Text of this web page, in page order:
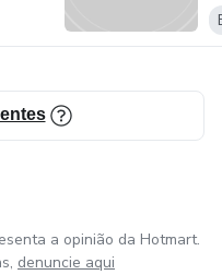
a opinião da Hotmart.
denuncie aqui